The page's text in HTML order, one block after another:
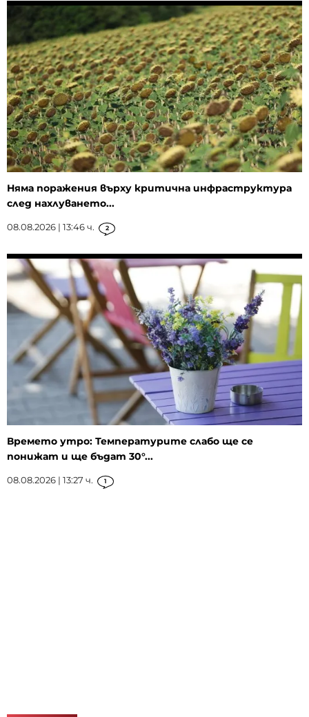
Няма поражения върху критична инфраструктура
след нахлуването...
08.08.2026 | 13:46 ч. 2
Времето утро: Температурите слабо ще се
понижат и ще бъдат 30°...
08.08.2026 | 13:27 ч. 1